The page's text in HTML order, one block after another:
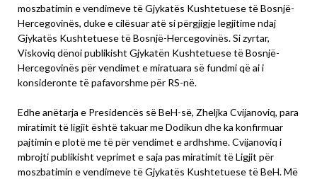
moszbatimin e vendimeve të Gjykatës Kushtetuese të Bosnjë-
Hercegovinës, duke e cilësuar atë si përgjigje legjitime ndaj
Gjykatës Kushtetuese të Bosnjë-Hercegovinës. Si zyrtar,
Viskoviq dënoi publikisht Gjykatën Kushtetuese të Bosnjë-
Hercegovinës për vendimet e miratuara së fundmi që ai i
konsideronte të pafavorshme për RS-në.
Edhe anëtarja e Presidencës së BeH-së, Zheljka Cvijanoviq, para
miratimit të ligjit është takuar me Dodikun dhe ka konfirmuar
pajtimin e plotë me të për vendimet e ardhshme. Cvijanoviq i
mbrojti publikisht veprimet e saja pas miratimit të Ligjit për
moszbatimin e vendimeve të Gjykatës Kushtetuese të BeH. Më